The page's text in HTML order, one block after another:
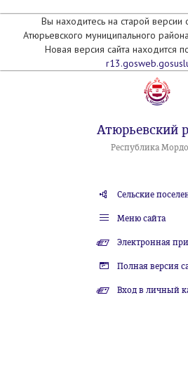
Вы находитесь на старой версии
Атюрьевского муниципального
Новая версия сайта находится
Атюрьевский
Республика
Сельские
Меню сайта
Электронная
Полная версия
Вход в личный